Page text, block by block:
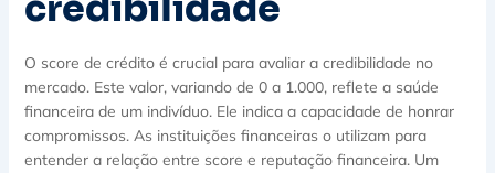
O score de crédito é crucial para avaliar a credibilidade no
mercado. Este valor, variando de 0 a 1.000, reflete a saúde
financeira de um indivíduo. Ele indica a capacidade de honrar
compromissos. As instituições financeiras o utilizam para
entender a relação entre score e reputação financeira. Um